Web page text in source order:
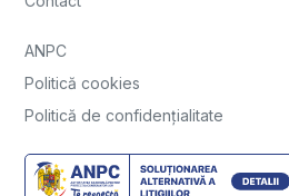
ANPC
Politică cookies
Politică de confidențialitate